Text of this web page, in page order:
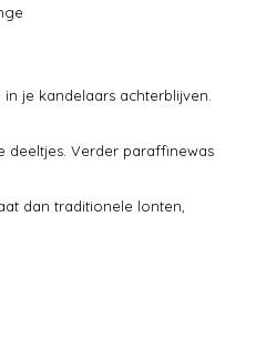
je kandelaars achterblijven.
deeltjes. Verder paraffinewas
dan traditionele lonten,